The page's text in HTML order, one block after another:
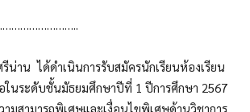
รีน่าน ได้ดำเนินการรับสมัครนักเรียนห้องเรียน
ในระดับชั้นมัธยมศึกษาปีที่ 1 ปีการศึกษา 2567
มสามารถพิเศษและเงื่อนไขพิเศษด้านวิชาการ